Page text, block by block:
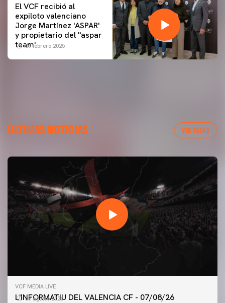
El VCF recibió al
expiloto valenciano
Jorge Martínez 'ASPAR'
y propietario del ''aspar
team'
09 febrero 2025
ÚLTIMAS NOTICIAS VER TODAS
VCF MEDIA LIVE
L'INFORMATIU DEL VALENCIA CF - 07/08/26
07 agosto 2026